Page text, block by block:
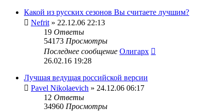
Какой из русских сезонов Вы считаете лучшим?
Nefrit » 22.12.06 22:13
19 Ответы
54173 Просмотры
Последнее сообщение Олигарх
26.02.16 19:28
Лучшая ведущая российской версии
Pavel Nikolaevich » 24.12.06 06:17
12 Ответы
34960 Просмотры